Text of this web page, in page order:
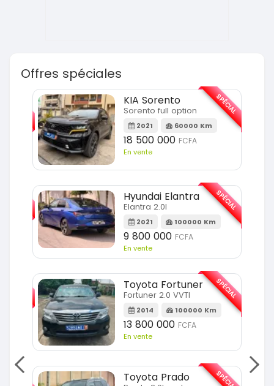
Offres spéciales
SPÉCIAL
KIA Sorento
Sorento full option
2021 60000 Km
18 500 000 FCFA
En vente
SPÉCIAL
Hyundai Elantra
Elantra 2.0l
2021 100000 Km
9 800 000 FCFA
En vente
SPÉCIAL
Toyota Fortuner
Fortuner 2.0 VVTI
2014 100000 Km
13 800 000 FCFA
En vente
SPÉCIAL
Toyota Prado SPÉCIAL